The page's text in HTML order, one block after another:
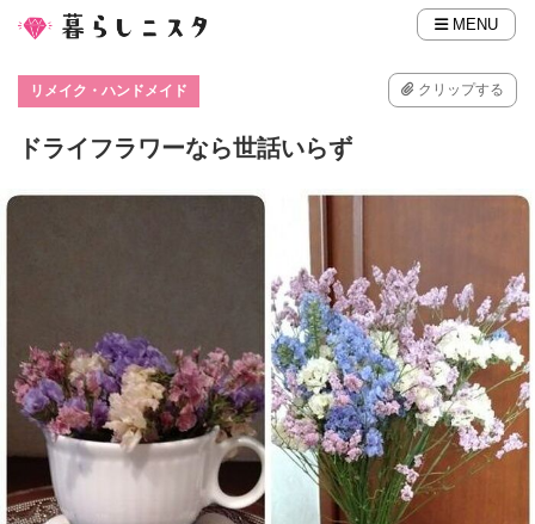
MENU
リメイク・ハンドメイド クリップする
ドライフラワーなら世話いらず